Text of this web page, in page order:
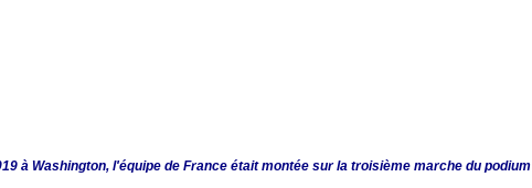
à Washington, l'équipe de France était montée sur la troisième marche du podium